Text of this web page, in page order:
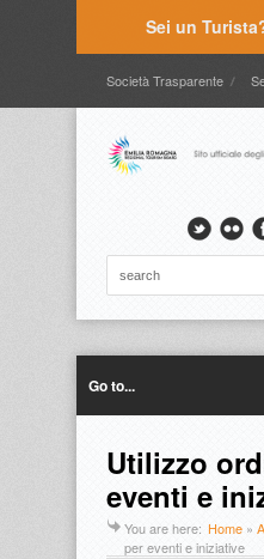
Sei un
Società Trasparente
Timbrature
Go to...
Utilizzo
eventi e
You are here: Home »
per eventi e iniziative